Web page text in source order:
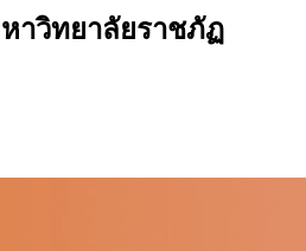
าวิทยาลัยราชภัฏ